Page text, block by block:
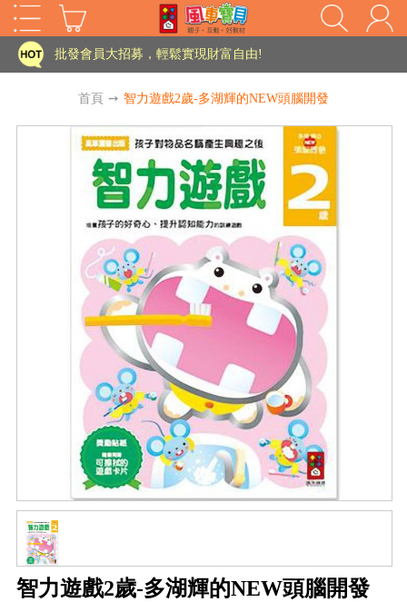
家長樂了!「風車書版集團暨FOOD超人企業總部」目前正興建中!
批發會員大招募，輕鬆實現財富自由!
老師您好!!幼教會員火熱招募中~
海外購物免煩惱！點我查看『海外購物流程說明』
批發會員大招募，輕鬆實現財富自由!
老師您好!!幼教會員火熱招募中~
海外購物免煩惱！點我查看『海外購物流程說明』
首頁 ➙ 智力遊戲2歲-多湖輝的NEW頭腦開發
智力遊戲2歲-多湖輝的NEW頭腦開發